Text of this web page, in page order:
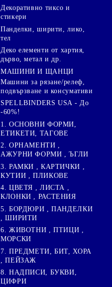
Декоративно тиксо и
стикери
Панделки, ширити, лико,
тел
Деко елементи от хартия,
дърво, метал и др.
МАШИНИ И ЩАНЦИ
Машини за рязане/релеф,
подвързване и консумативи
SPELLBINDERS USA - До
-60%!
1. ОСНОВНИ ФОРМИ,
ЕТИКЕТИ, ТАГОВЕ
2. ОРНАМЕНТИ ,
АЖУРНИ ФОРМИ , ЪГЛИ
3. РАМКИ , КАРТИЧКИ ,
КУТИИ , ПЛИКОВЕ
4. ЦВЕТЯ , ЛИСТА ,
КЛОНКИ , РАСТЕНИЯ
5. БОРДЮРИ , ПАНДЕЛКИ
, ШИРИТИ
6. ЖИВОТНИ , ПТИЦИ ,
МОРСКИ
7. ПРЕДМЕТИ, БИТ, ХОРА
, ПЕЙЗАЖ
8. НАДПИСИ, БУКВИ,
ЦИФРИ